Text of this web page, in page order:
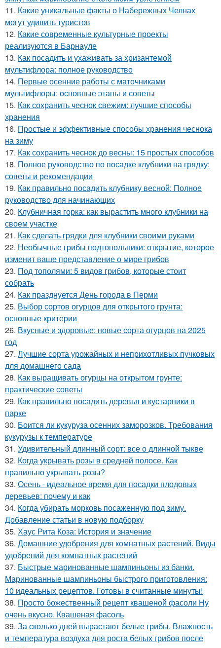
11. Какие уникальные факты о Набережных Челнах
могут удивить туристов
12. Какие современные культурные проекты
реализуются в Барнауле
13. Как посадить и ухаживать за хризантемой
мультифлора: полное руководство
14. Первые осенние работы с маточниками
мультифлоры: основные этапы и советы
15. Как сохранить чеснок свежим: лучшие способы
хранения
16. Простые и эффективные способы хранения чеснока
на зиму
17. Как сохранить чеснок до весны: 15 простых способов
18. Полное руководство по посадке клубники на грядку:
советы и рекомендации
19. Как правильно посадить клубнику весной: Полное
руководство для начинающих
20. Клубничная горка: как вырастить много клубники на
своем участке
21. Как сделать грядки для клубники своими руками
22. Необычные грибы подтопольники: открытие, которое
изменит ваше представление о мире грибов
23. Под тополями: 5 видов грибов, которые стоит
собрать
24. Как празднуется День города в Перми
25. Выбор сортов огурцов для открытого грунта:
основные критерии
26. Вкусные и здоровые: новые сорта огурцов на 2025
год
27. Лучшие сорта урожайных и неприхотливых пучковых
для домашнего сада
28. Как выращивать огурцы на открытом грунте:
практические советы
29. Как правильно посадить деревья и кустарники в
парке
30. Боится ли кукуруза осенних заморозков. Требования
кукурузы к температуре
31. Удивительный длинный сорт: все о длинной тыкве
32. Когда укрывать розы в средней полосе. Как
правильно укрывать розы?
33. Осень - идеальное время для посадки плодовых
деревьев: почему и как
34. Когда убирать морковь посаженную под зиму.
Добавление статьи в новую подборку
35. Хаус Рита Коза: История и значение
36. Домашние удобрения для комнатных растений. Виды
удобрений для комнатных растений
37. Быстрые маринованные шампиньоны из банки.
Маринованные шампиньоны быстрого приготовления:
10 идеальных рецептов. Готовы в считанные минуты!
38. Просто божественный рецепт квашеной фасоли Ну
очень вкусно. Квашеная фасоль
39. За сколько дней вырастают белые грибы. Влажность
и температура воздуха для роста белых грибов после